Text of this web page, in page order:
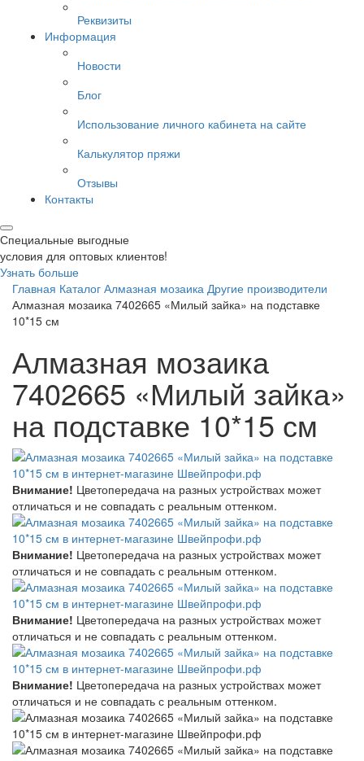
Реквизиты
Информация
Новости
Блог
Использование личного кабинета на сайте
Калькулятор пряжи
Отзывы
Контакты
Специальные выгодные
условия для оптовых клиентов!
Узнать больше
Главная Каталог Алмазная мозаика Другие производители
Алмазная мозаика 7402665 «Милый зайка» на подставке
10*15 см
Алмазная мозаика
7402665 «Милый зайка»
на подставке 10*15 см
Внимание! Цветопередача на разных устройствах может
отличаться и не совпадать с реальным оттенком.
Внимание! Цветопередача на разных устройствах может
отличаться и не совпадать с реальным оттенком.
Внимание! Цветопередача на разных устройствах может
отличаться и не совпадать с реальным оттенком.
Внимание! Цветопередача на разных устройствах может
отличаться и не совпадать с реальным оттенком.